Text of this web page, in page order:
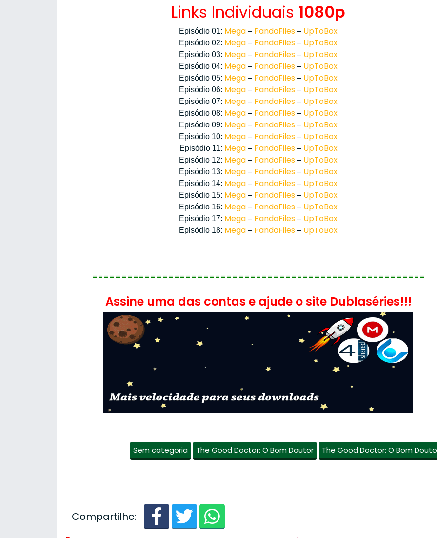
Links Individuais 1080p
Episódio 01: Mega – PandaFiles – UpToBox
Episódio 02: Mega – PandaFiles – UpToBox
Episódio 03: Mega – PandaFiles – UpToBox
Episódio 04: Mega – PandaFiles – UpToBox
Episódio 05: Mega – PandaFiles – UpToBox
Episódio 06: Mega – PandaFiles – UpToBox
Episódio 07: Mega – PandaFiles – UpToBox
Episódio 08: Mega – PandaFiles – UpToBox
Episódio 09: Mega – PandaFiles – UpToBox
Episódio 10: Mega – PandaFiles – UpToBox
Episódio 11: Mega– PandaFiles– UpToBox
Episódio 12: Mega – PandaFiles – UpToBox
Episódio 13: Mega – PandaFiles – UpToBox
Episódio 14: Mega – PandaFiles – UpToBox
Episódio 15: Mega – PandaFiles – UpToBox
Episódio 16: Mega – PandaFiles – UpToBox
Episódio 17: Mega – PandaFiles – UpToBox
Episódio 18: Mega – PandaFiles – UpToBox
=========================================================
Assine uma das contas e ajude o site Dublaséries!!!
Sem categoria The Good Doctor: O Bom Doutor The Good Doctor: O Bom
Compartilhe: